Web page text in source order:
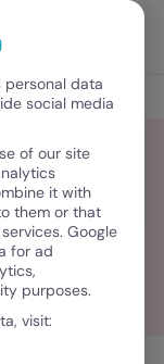
Grátis
personal data
social media
of our site
it with
them or that
Google
for ad
purposes.
visit: